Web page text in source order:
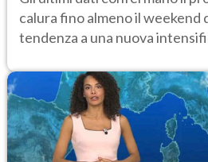
calura fino almeno il weekend
tendenza a una nuova